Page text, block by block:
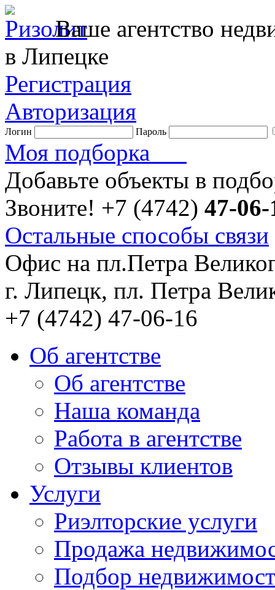
Ваше агентство
в Липецке
Регистрация
Авторизация
Логин Пароль
Моя подборка
Добавьте объекты в
Звоните! +7 (4742) 47-06-
Остальные способы связи
Офис на пл.Петра
г. Липецк, пл. Петра
+7 (4742) 47-06-16
Об агентстве
Об агентстве
Наша команда
Работа в агентстве
Отзывы клиентов
Услуги
Риэлторские услуги
Продажа
Подбор